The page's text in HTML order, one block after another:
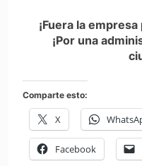
¡Fuera la
¡Por una
Comparte esto:
X
Facebook